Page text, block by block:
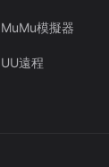
MuMu模擬器
UU遠程